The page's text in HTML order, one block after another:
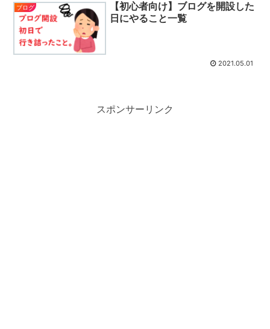
ブログ
【初心者向け】ブログを開設した
日にやること一覧
2021.05.01
スポンサーリンク